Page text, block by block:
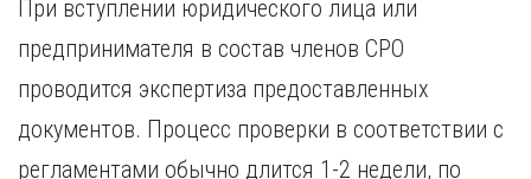
При вступлении юридического лица или
предпринимателя в состав членов СРО
проводится экспертиза предоставленных
документов. Процесс проверки в соответствии с
регламентами обычно длится 1-2 недели, по